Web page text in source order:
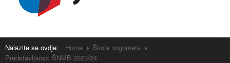
Nalazite se ovdje: Home
Škola nogometa
Predstavljamo: ŠNMB 2023/24